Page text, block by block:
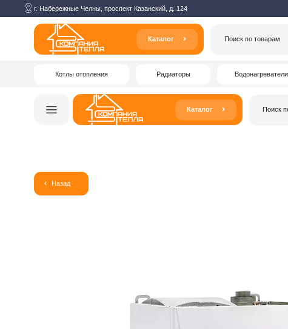
г. Набережные Челны, проспект Казанский, д. 124
Каталог
Поиск по товарам